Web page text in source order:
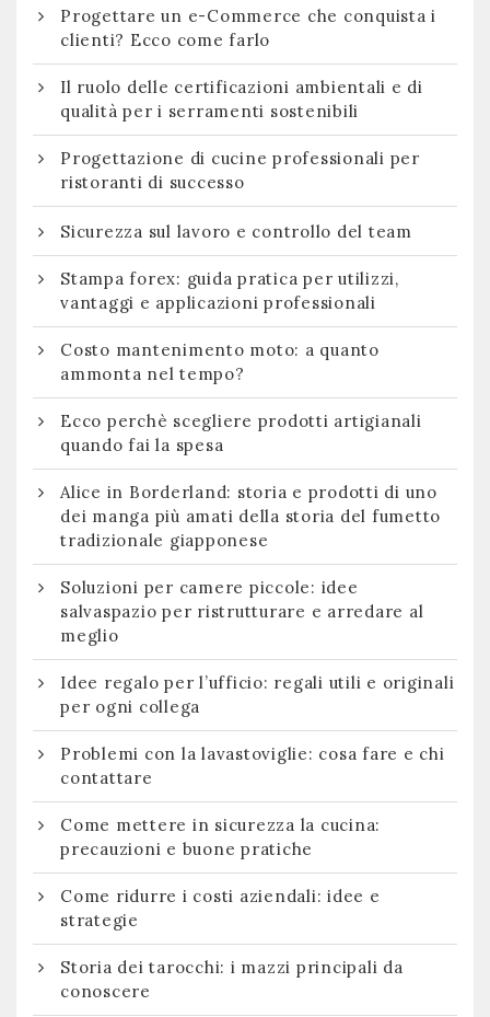
Progettare un e-Commerce che conquista i
clienti? Ecco come farlo
Il ruolo delle certificazioni ambientali e di
qualità per i serramenti sostenibili
Progettazione di cucine professionali per
ristoranti di successo
Sicurezza sul lavoro e controllo del team
Stampa forex: guida pratica per utilizzi,
vantaggi e applicazioni professionali
Costo mantenimento moto: a quanto
ammonta nel tempo?
Ecco perchè scegliere prodotti artigianali
quando fai la spesa
Alice in Borderland: storia e prodotti di uno
dei manga più amati della storia del fumetto
tradizionale giapponese
Soluzioni per camere piccole: idee
salvaspazio per ristrutturare e arredare al
meglio
Idee regalo per l’ufficio: regali utili e originali
per ogni collega
Problemi con la lavastoviglie: cosa fare e chi
contattare
Come mettere in sicurezza la cucina:
precauzioni e buone pratiche
Come ridurre i costi aziendali: idee e
strategie
Storia dei tarocchi: i mazzi principali da
conoscere